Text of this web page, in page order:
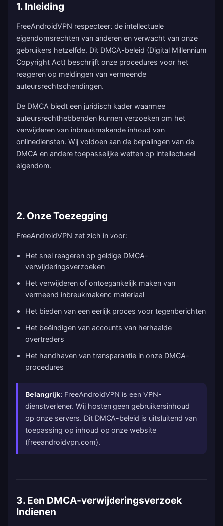
1. Inleiding
FreeAndroidVPN respecteert de intellectuele
eigendomsrechten van anderen en verwacht van onze
gebruikers hetzelfde. Dit DMCA-beleid (Digital Millennium
Copyright Act) beschrijft onze procedures voor het
reageren op meldingen van vermeende
auteursrechtschendingen.
De DMCA biedt een juridisch kader waarmee
auteursrechthebbenden kunnen verzoeken om het
verwijderen van inbreukmakende inhoud van
onlinediensten. Wij voldoen aan de bepalingen van de
DMCA en andere toepasselijke wetten op intellectueel
eigendom.
2. Onze Toezegging
FreeAndroidVPN zet zich in voor:
Het snel reageren op geldige DMCA-
verwijderingsverzoeken
Het verwijderen of ontoegankelijk maken van
vermeend inbreukmakend materiaal
Het bieden van een eerlijk proces voor tegenberichten
Het beëindigen van accounts van herhaalde
overtreders
Het handhaven van transparantie in onze DMCA-
procedures
Belangrijk: FreeAndroidVPN is een VPN-
dienstverlener. Wij hosten geen gebruikersinhoud
op onze servers. Dit DMCA-beleid is uitsluitend van
toepassing op inhoud op onze website
(freeandroidvpn.com).
3. Een DMCA-verwijderingsverzoek
Indienen